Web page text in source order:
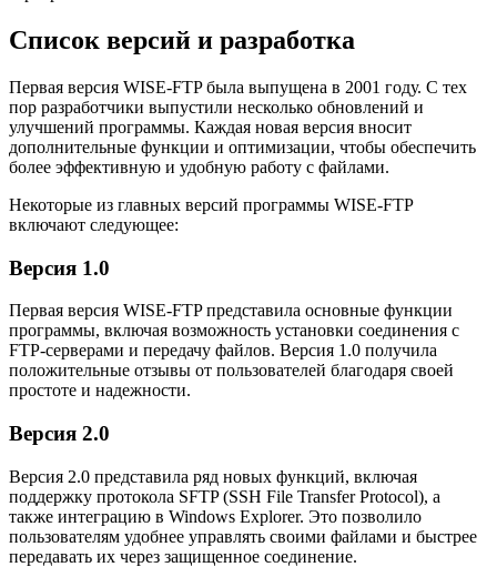
Список версий и разработка
Первая версия WISE-FTP была выпущена в 2001 году. С тех
пор разработчики выпустили несколько обновлений и
улучшений программы. Каждая новая версия вносит
дополнительные функции и оптимизации, чтобы обеспечить
более эффективную и удобную работу с файлами.
Некоторые из главных версий программы WISE-FTP
включают следующее:
Версия 1.0
Первая версия WISE-FTP представила основные функции
программы, включая возможность установки соединения с
FTP-серверами и передачу файлов. Версия 1.0 получила
положительные отзывы от пользователей благодаря своей
простоте и надежности.
Версия 2.0
Версия 2.0 представила ряд новых функций, включая
поддержку протокола SFTP (SSH File Transfer Protocol), а
также интеграцию в Windows Explorer. Это позволило
пользователям удобнее управлять своими файлами и быстрее
передавать их через защищенное соединение.